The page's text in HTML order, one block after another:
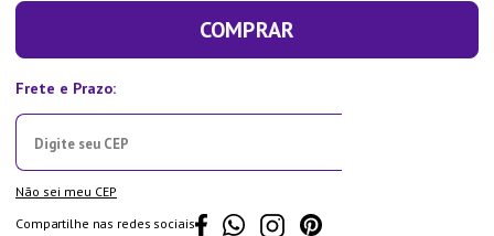
COMPRAR
Não sei meu CEP
Compartilhe nas redes sociais